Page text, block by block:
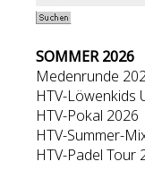
SOMMER 2026
Medenrunde
HTV-Löwenkids
HTV-Pokal 2026
HTV-Summer-
HTV-Padel Tour